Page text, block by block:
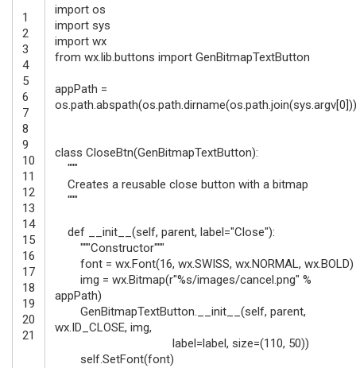
1
2
3
4
5
6
7
8
9
10
11
12
13
14
15
16
17
18
19
20
21
import os
import sys
import wx
from wx. lib.buttons import GenBitmapTextButton
appPath =
os.path.abspath(os.path.dirname(os.path.join(sys.argv[0 ))
class CloseBtn(GenBitmapTextButton):
"""
Creates a reusable close button with a bitmap
"""
def __init__ (self, parent, label ="Close"):
"""Constructor"""
font = wx.Font(16, wx.SWISS, wx.NORMAL, wx.BOLD)
img = wx.Bitmap(r"%s/images/cancel.png" %
appPath)
GenBitmapTextButton. __init__ (self, parent,
wx. ID_CLOSE, img,
label = label , size=(110, 50))
self.SetFont(font)